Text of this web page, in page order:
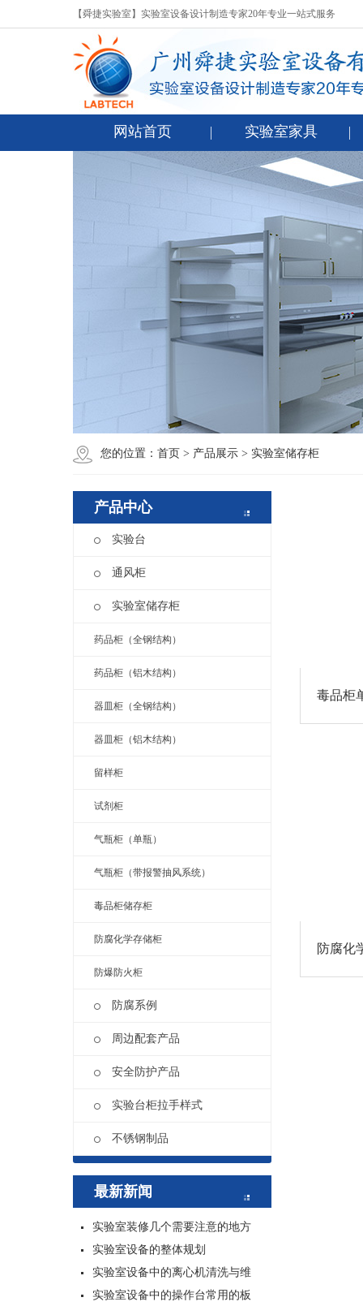
【舜捷实验室】实验室设备设计制造专家20年专业一站式服务
网站首页 实验室家具
您的位置： 首页 > 产品展示 > 实验室储存柜
产品中心
实验台
通风柜
实验室储存柜
药品柜（全钢结构）
药品柜（铝木结构）
器皿柜（全钢结构）
器皿柜（铝木结构）
留样柜
试剂柜
气瓶柜（单瓶）
气瓶柜（带报警抽风系统）
毒品柜储存柜
防腐化学存储柜
防爆防火柜
防腐系例
周边配套产品
安全防护产品
实验台柜拉手样式
不锈钢制品
最新新闻
实验室装修几个需要注意的地方
实验室设备的整体规划
实验室设备中的离心机清洗与维
实验室设备中的操作台常用的板
毒品柜
防腐化